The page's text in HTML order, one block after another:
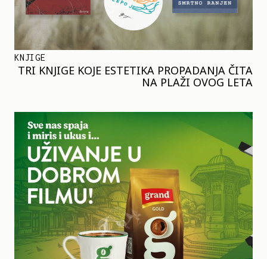
KNJIGE
TRI KNJIGE KOJE ESTETIKA PROPADANJA ČITA
NA PLAŽI OVOG LETA